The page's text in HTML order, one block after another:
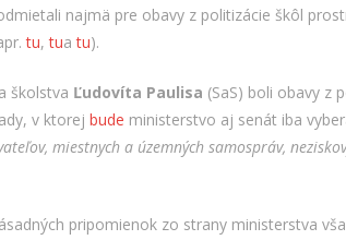
najmä pre obavy z politizácie škôl
tu,tuatu).
školstva Ľudovíta Paulisa (SaS) boli obavy z
v ktorej bude ministerstvo aj senát iba
miestnych a územných samospráv,
pripomienok zo strany ministerstva